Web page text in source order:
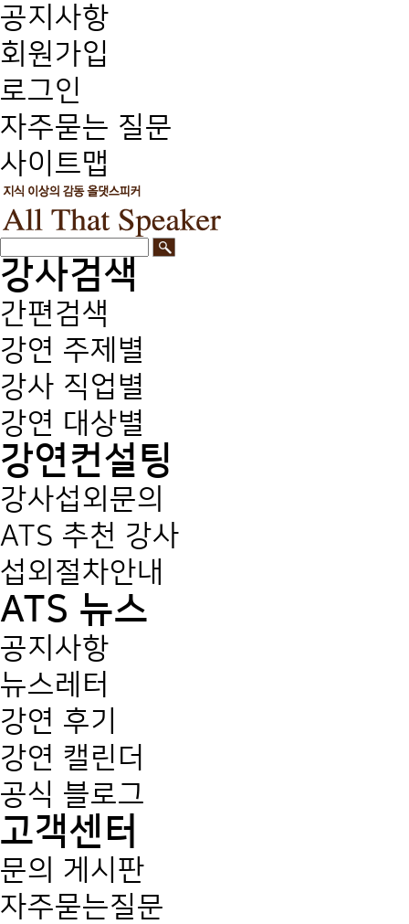
공지사항
회원가입
로그인
자주묻는 질문
사이트맵
강사검색
간편검색
강연 주제별
강사 직업별
강연 대상별
강연컨설팅
강사섭외문의
ATS 추천 강사
섭외절차안내
ATS 뉴스
공지사항
뉴스레터
강연 후기
강연 캘린더
공식 블로그
고객센터
문의 게시판
자주묻는질문